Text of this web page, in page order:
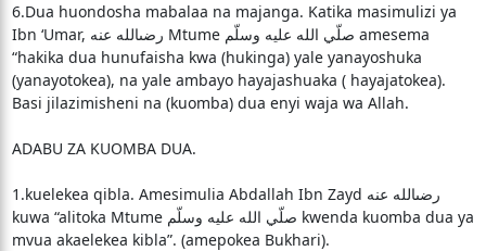
6.Dua huondosha mabalaa na majanga. Katika masimulizi ya
Ibn ‘Umar, رضىالله عنه Mtume صلّي الله عليه وسلّم amesema
“hakika dua hunufaisha kwa (hukinga) yale yanayoshuka
(yanayotokea), na yale ambayo hayajashuaka ( hayajatokea).
Basi jilazimisheni na (kuomba) dua enyi waja wa Allah.
ADABU ZA KUOMBA DUA.
1.kuelekea qibla. Amesimulia Abdallah Ibn Zayd رضىالله عنه
kuwa “alitoka Mtume صلّي الله عليه وسلّم kwenda kuomba dua ya
mvua akaelekea kibla”. (amepokea Bukhari).